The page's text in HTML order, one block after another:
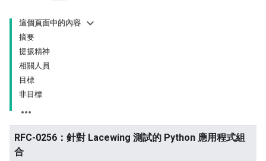
這個頁面中的內容
摘要
提振精神
相關人員
目標
非目標
RFC-0256：針對 Lacewing 測試的 Python 應用程式組
合